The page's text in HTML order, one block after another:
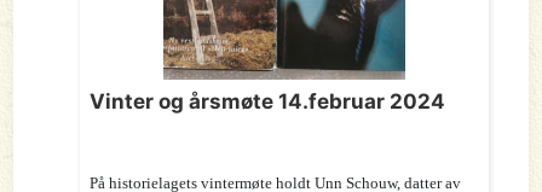
Vinter og årsmøte 14.februar 2024
På historielagets vintermøte holdt Unn Schouw, datter av